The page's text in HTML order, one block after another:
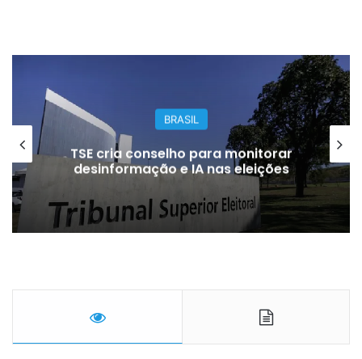
BRASIL
TSE cria conselho para monitorar
desinformação e IA nas eleições